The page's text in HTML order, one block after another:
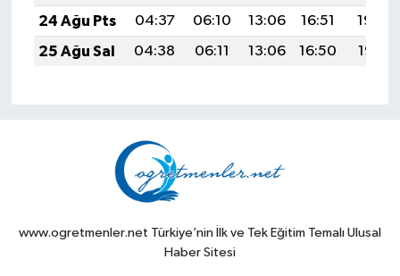
24 Ağu Pts
04:37 06:10 13:06 16:51
19:52
25 Ağu Sal
04:38 06:11 13:06 16:50 19:51
www.ogretmenler.net Türkiye’nin İlk ve Tek Eğitim Temalı Ulusal
Haber Sitesi